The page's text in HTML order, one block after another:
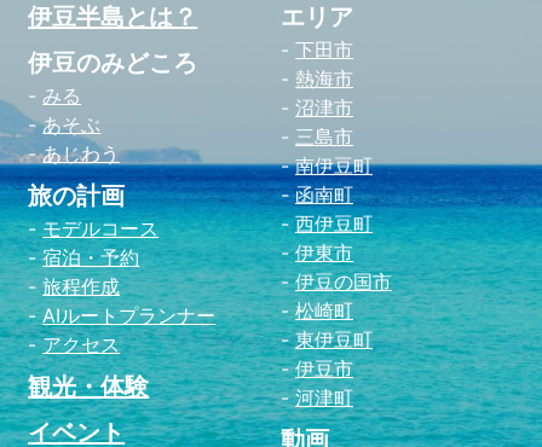
伊豆半島とは？
伊豆のみどころ
みる
あそぶ
あじわう
旅の計画
モデルコース
宿泊・予約
旅程作成
AIルートプランナー
アクセス
観光・体験
イベント
エリア
下田市
熱海市
沼津市
三島市
南伊豆町
函南町
西伊豆町
伊東市
伊豆の国市
松崎町
東伊豆町
伊豆市
河津町
動画